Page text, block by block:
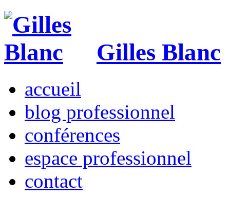
Gilles Blanc
accueil
blog professionnel
conférences
espace professionnel
contact